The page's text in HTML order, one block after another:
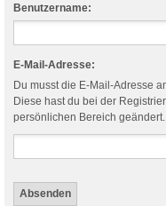
Benutzername:
E-Mail-Adresse:
Du musst die E-Mail-Adresse
Diese hast du bei der
persönlichen Bereich geändert.